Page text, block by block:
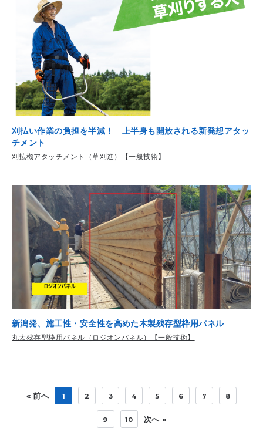
刈払い作業の負担を半減！ 上半身も開放される新発想アタッ
チメント
刈払機アタッチメント（草刈進）【一般技術】
新潟発、施工性・安全性を高めた木製残存型枠用パネル
丸太残存型枠用パネル（ロジオンパネル）【一般技術】
« 前へ 1 2 3 4 5 6 7 8
9 10 次へ »